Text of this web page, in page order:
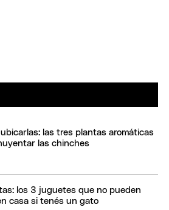
ubicarlas: las tres plantas aromáticas
las chinches
los 3 juguetes que no pueden
casa si tenés un gato